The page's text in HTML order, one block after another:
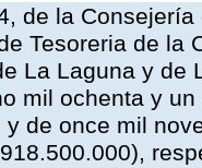
de la
Tesoreria de la
La Laguna y de
mil ochenta y
y de once mil